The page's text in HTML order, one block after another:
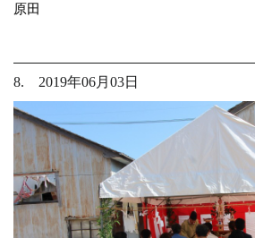
原田
8. 2019年06月03日